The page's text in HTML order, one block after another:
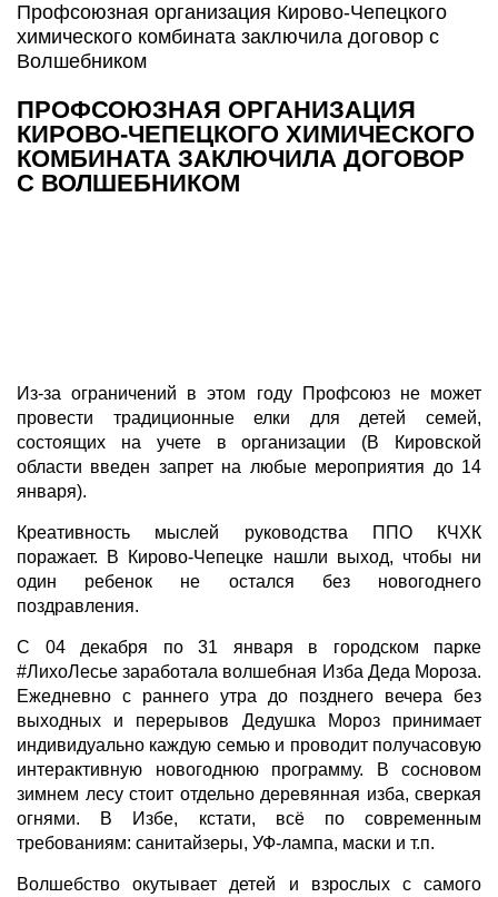
Профсоюзная организация Кирово-Чепецкого
химического комбината заключила договор с
Волшебником
ПРОФСОЮЗНАЯ ОРГАНИЗАЦИЯ
КИРОВО-ЧЕПЕЦКОГО ХИМИЧЕСКОГО
КОМБИНАТА ЗАКЛЮЧИЛА ДОГОВОР
С ВОЛШЕБНИКОМ
Из-за ограничений в этом году Профсоюз не может
провести традиционные елки для детей семей,
состоящих на учете в организации (В Кировской
области введен запрет на любые мероприятия до 14
января).
Креативность мыслей руководства ППО КЧХК
поражает. В Кирово-Чепецке нашли выход, чтобы ни
один ребенок не остался без новогоднего
поздравления.
С 04 декабря по 31 января в городском парке
#ЛихоЛесье заработала волшебная Изба Деда Мороза.
Ежедневно с раннего утра до позднего вечера без
выходных и перерывов Дедушка Мороз принимает
индивидуально каждую семью и проводит получасовую
интерактивную новогоднюю программу. В сосновом
зимнем лесу стоит отдельно деревянная изба, сверкая
огнями. В Избе, кстати, всё по современным
требованиям: санитайзеры, УФ-лампа, маски и т.п.
Волшебство окутывает детей и взрослых с самого